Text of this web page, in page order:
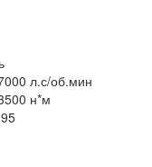
л.с/об.мин
н*м